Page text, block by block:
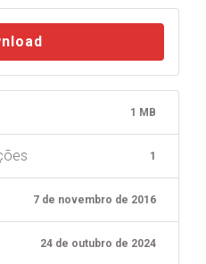
1 MB
1
7 de novembro de 2016
24 de outubro de 2024